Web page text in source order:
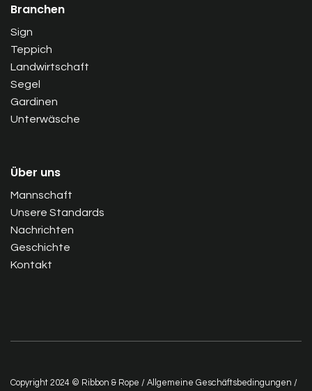
Branchen
Sign
Teppich
Landwirtschaft
Segel
Gardinen
Unterwäsche
Über uns
Mannschaft
Unsere Standards
Nachrichten
Geschichte
Kontakt
Copyright 2024 © Ribbon & Rope / Allgemeine Geschäftsbedingungen /